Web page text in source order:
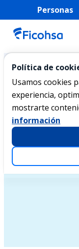
Personas
Política de
Usamos cookies
experiencia,
mostrarte
información
Inicio Banca
BANCA
Reciba y envíe